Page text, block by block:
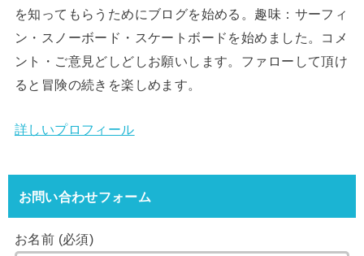
を知ってもらうためにブログを始める。趣味：サーフィ
ン・スノーボード・スケートボードを始めました。コメ
ント・ご意見どしどしお願いします。ファローして頂け
ると冒険の続きを楽しめます。
詳しいプロフィール
お問い合わせフォーム
お名前 (必須)